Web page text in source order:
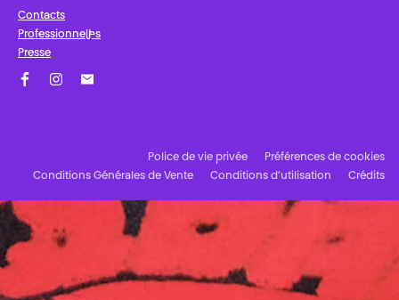
Contacts
Professionnel·les
Presse
Police de vie privée
Préférences de cookies
Conditions Générales de Vente
Conditions d’utilisation Crédits